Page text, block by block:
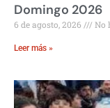
Domingo 2026
6 de agosto, 2026 No
Leer más »